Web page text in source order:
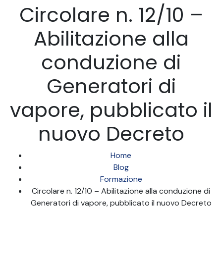
Circolare n. 12/10 –
Abilitazione alla
conduzione di
Generatori di
vapore, pubblicato il
nuovo Decreto
Home
Blog
Formazione
Circolare n. 12/10 – Abilitazione alla conduzione di
Generatori di vapore, pubblicato il nuovo Decreto